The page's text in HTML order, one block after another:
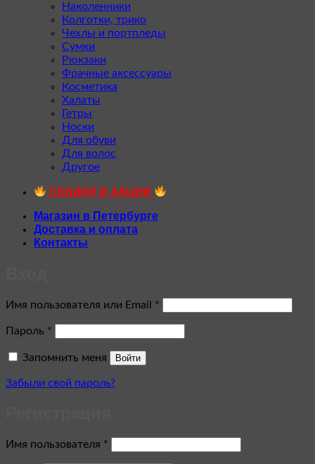
Наколенники
Колготки, трико
Чехлы и портпледы
Сумки
Рюкзаки
Фрачные аксессуары
Косметика
Халаты
Гетры
Носки
Для обуви
Для волос
Другое
СКИДКИ И АКЦИИ
Магазин в Петербурге
Доставка и оплата
Контакты
Имя пользователя или Email *
Пароль *
Запомнить меня Войти
Забыли свой пароль?
Имя пользователя *